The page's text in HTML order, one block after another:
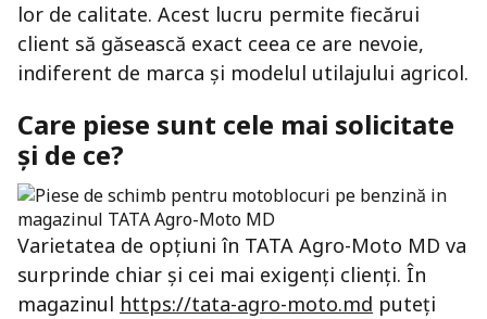
lor de calitate. Acest lucru permite fiecărui
client să găsească exact ceea ce are nevoie,
indiferent de marca și modelul utilajului agricol.
Care piese sunt cele mai solicitate
și de ce?
Varietatea de opțiuni în TATA Agro-Moto MD va
surprinde chiar și cei mai exigenți clienți. În
magazinul https://tata-agro-moto.md puteți